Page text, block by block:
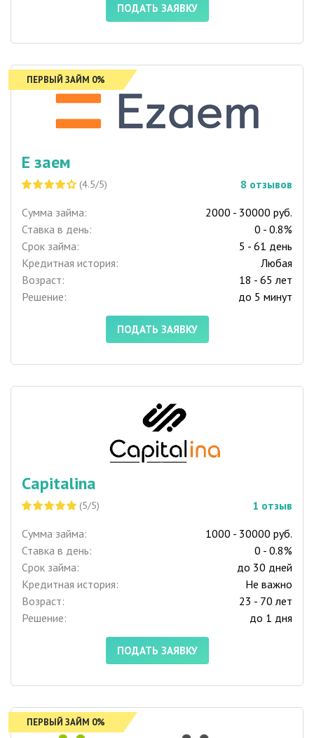
ПОДАТЬ ЗАЯВКУ
ПЕРВЫЙ ЗАЙМ 0%
Е заем
(4.5/5) 8 отзывов
Сумма займа:
2000 - 30000 руб.
Ставка в день:
0 - 0.8%
Срок займа:
5 - 61 день
Кредитная история:
Любая
Возраст:
18 - 65 лет
Решение:
до 5 минут
ПОДАТЬ ЗАЯВКУ
Capitalina
(5/5) 1 отзыв
Сумма займа:
1000 - 30000 руб.
Ставка в день:
0 - 0.8%
Срок займа:
до 30 дней
Кредитная история:
Не важно
Возраст:
23 - 70 лет
Решение:
до 1 дня
ПОДАТЬ ЗАЯВКУ
ПЕРВЫЙ ЗАЙМ 0%